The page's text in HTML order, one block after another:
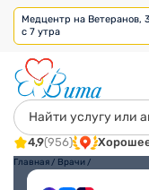
Медцентр на Ветеранов,
с 7 утра
4,9(956)
Главная / Врачи /